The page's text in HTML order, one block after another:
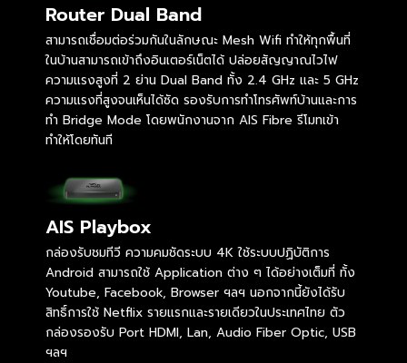
Router Dual Band
สามารถเชื่อมต่อร่วมกันในลักษณะ Mesh Wifi ทำให้ทุกพื้นที่
ในบ้านสามารถเข้าถึงอินเตอร์เน็ตได้ ปล่อยสัญญาณไวไฟ
ความแรงสูงที่ 2 ย่าน Dual Band ทั้ง 2.4 GHz และ 5 GHz
ความแรงที่สูงจนเห็นได้ซัด รองรับการทำโทรศัพท์บ้านและการ
ทำ Bridge Mode โดยพนักงานจาก AIS Fibre รีโมทเข้า
ทำให้โดยทันที
AIS Playbox
กล่องรับชมทีวี ความคมชัดระบบ 4K ใช้ระบบปฏิบัติการ
Android สามารถใช้ Application ต่าง ๆ ได้อย่างเต็มที่ ทั้ง
Youtube, Facebook, Browser ฯลฯ นอกจากนี้ยังได้รับ
สิทธิ์การใช้ Netflix รายแรกและรายเดียวในประเทศไทย ตัว
กล่องรองรับ Port HDMI, Lan, Audio Fiber Optic, USB
ฯลฯ